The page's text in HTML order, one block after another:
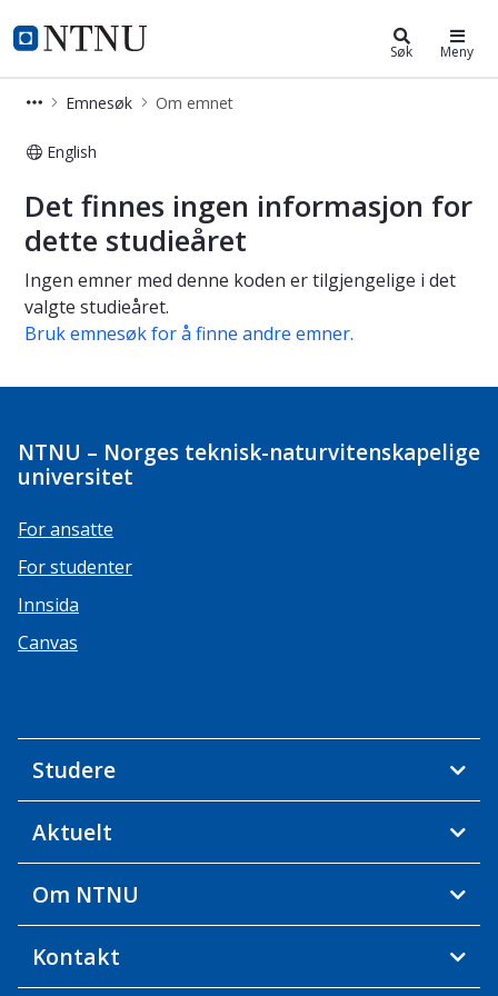
NTNU Hjemmeside
Studier Søk Meny
Emnesøk Om emnet
English
Om emnet
Det finnes ingen informasjon for
dette studieåret
Ingen emner med denne koden er tilgjengelige i det
valgte studieåret.
Bruk emnesøk for å finne andre emner.
NTNU – Norges teknisk-naturvitenskapelige
universitet
For ansatte
For studenter
Innsida
Canvas
Studere
Aktuelt
Om NTNU
Kontakt